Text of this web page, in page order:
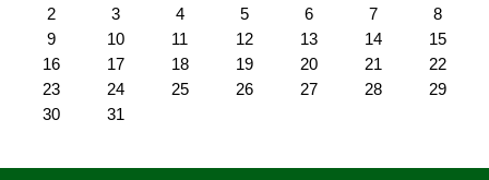
2
3 4 5 6 7
8
9
10 11 12 13 14
15
16
17 18 19 20 21
22
23
24 25 26 27 28
29
30
31